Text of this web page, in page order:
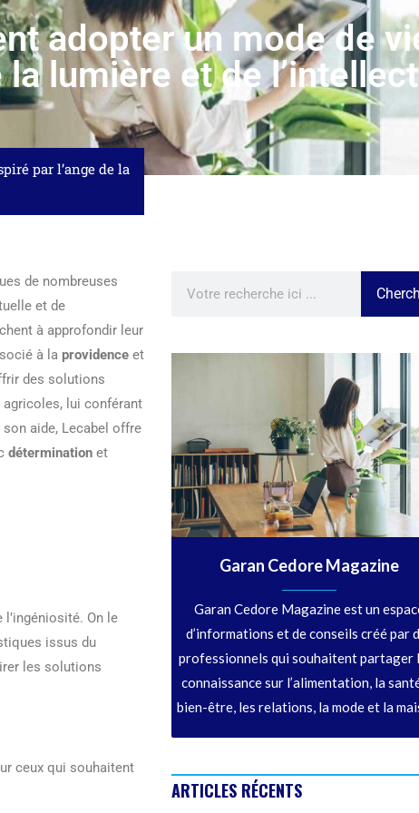
adopter un mode de
lumière et de l’intellect
par l’ange de la
de nombreuses
et de
à approfondir leur
à la providence et
des solutions
lui conférant
aide, Lecabel offre
détermination et
l’ingéniosité. On le
issus du
les solutions
ceux qui souhaitent
Garan Cedore Magazine
Garan Cedore Magazine est un
d’informations et de conseils créé par
professionnels qui souhaitent partager
connaissance sur l’alimentation, la
bien-être, les relations, la mode et la
ARTICLES RÉCENTS